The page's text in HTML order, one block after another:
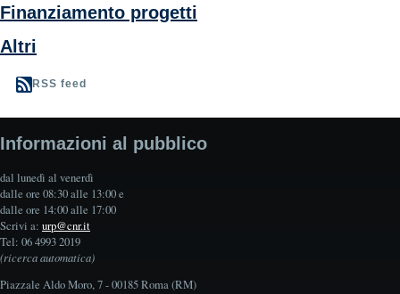
Finanziamento progetti
Altri
RSS feed
Informazioni al pubblico
dal lunedì al venerdì
dalle ore 08:30 alle 13:00 e
dalle ore 14:00 alle 17:00
Scrivi a: urp@cnr.it
Tel: 06 4993 2019
(ricerca automatica)
Piazzale Aldo Moro, 7 - 00185 Roma (RM)